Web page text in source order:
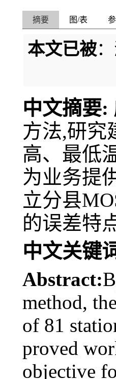
摘要 图/表
本文已被
中文摘要:
方法,研究
高、最低
为业务提
立分县
的误差特
中文关键
Abstract:
method,
of 81
proved
objective